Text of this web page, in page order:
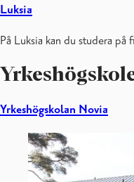
Luksia
På Luksia kan du studera
Yrkeshögskolan Novia